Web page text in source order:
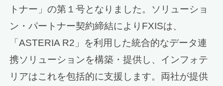
トナー」の第１号となりました。ソリューショ
ン・パートナー契約締結によりFXISは、
「ASTERIA R2」を利用した統合的なデータ連
携ソリューションを構築・提供し、インフォテ
リアはこれを包括的に支援します。両社が提供